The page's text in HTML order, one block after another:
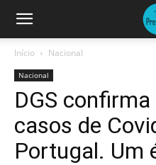
Início Nacional
Nacional
DGS
casos de
Portugal. Um